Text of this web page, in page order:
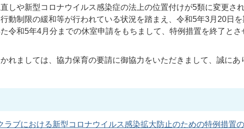
しや新型コロナウイルス感染症の法上の位置付けが5類に変更さ
動制限の緩和等が行われている状況を踏まえ、令和5年3月20日を
令和5年4月分までの休室申請をもちまして、特例措置を終了とさ
れましては、協力保育の要請に御協力をいただきまして、誠にあ
ラブにおける新型コロナウイルス感染拡大防止のための特例措置